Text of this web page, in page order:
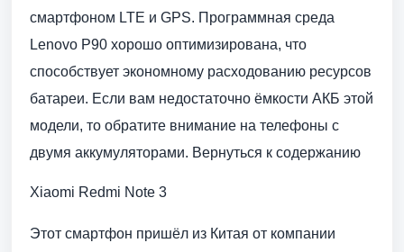
смартфоном LTE и GPS. Программная среда
Lenovo P90 хорошо оптимизирована, что
способствует экономному расходованию ресурсов
батареи. Если вам недостаточно ёмкости АКБ этой
модели, то обратите внимание на телефоны с
двумя аккумуляторами. Вернуться к содержанию
Xiaomi Redmi Note 3
Этот смартфон пришёл из Китая от компании